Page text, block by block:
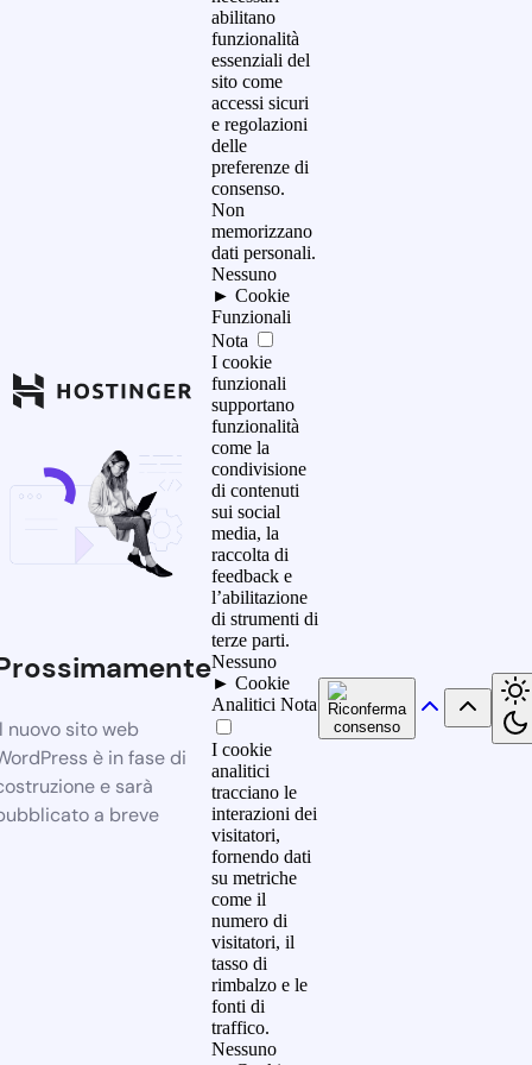
nuovo sito web
è in fase di
e sarà
a breve
abilitano
funzionalità
essenziali del
sito come
accessi sicuri
e regolazioni
delle
preferenze di
consenso.
Non
memorizzano
dati personali.
Nessuno
► Cookie
Funzionali
Nota
I cookie
funzionali
supportano
funzionalità
come la
condivisione
di contenuti
sui social
media, la
raccolta di
feedback e
l’abilitazione
di strumenti di
terze parti.
Nessuno
► Cookie
Analitici Nota
I cookie
analitici
tracciano le
interazioni dei
visitatori,
fornendo dati
su metriche
come il
numero di
visitatori, il
tasso di
rimbalzo e le
fonti di
traffico.
Nessuno